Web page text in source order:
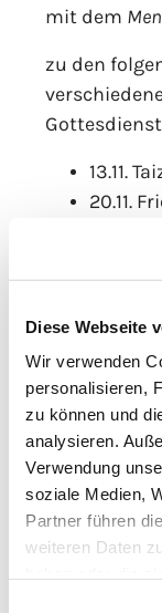
Diese Webseite
Wir verwenden
personalisieren,
zu können und
analysieren.
Verwendung
soziale Medien,
Partner führen
weiteren Daten
mit dem
zu den
13.11.
20.11.
11.12.
18.12.
08.01.
15.01.
22.01.
29.01.
12.02.